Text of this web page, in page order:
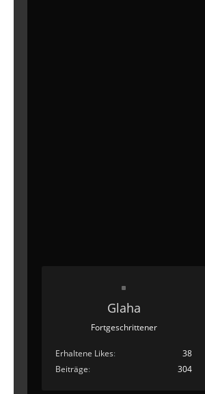
Glaha
Fortgeschrittener
Erhaltene Likes
38
Beiträge
304